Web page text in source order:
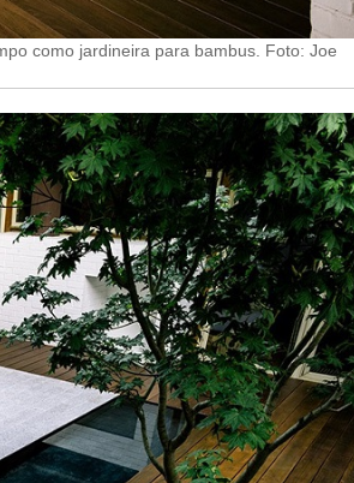
como jardineira para bambus. Foto: Joe